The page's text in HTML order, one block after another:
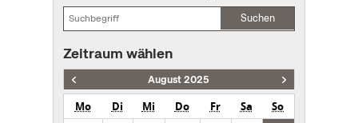
Suchen
Zeitraum wählen
August 2025
Mo Di Mi Do Fr Sa
So